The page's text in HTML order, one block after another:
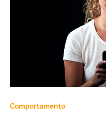
Comportamento